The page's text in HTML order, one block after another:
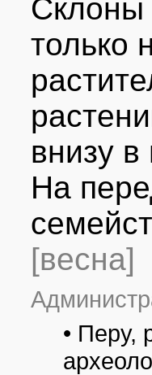
только
внизу
На
[весна]
• Перу,